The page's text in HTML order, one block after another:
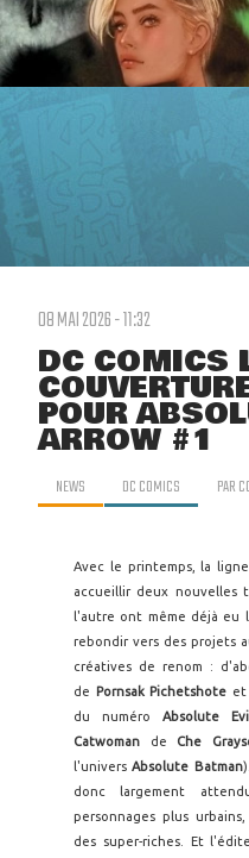
08 MAI 2026 - 11:32
DC COMICS
POUR
ARROW #1
NEWS DC COMICS PAR
Avec le printemps, la ligne
accueillir deux nouvelles
l'autre ont même déjà eu
rebondir vers des projets
créatives de renom :
de Pornsak Pichetshote et
du numéroAbsolute
Catwoman de Che
l'universAbsolute Batman
donc largement
personnages plus
des super-riches. Et